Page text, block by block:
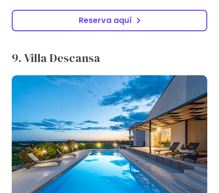
Reserva aquí
9. Villa Descansa